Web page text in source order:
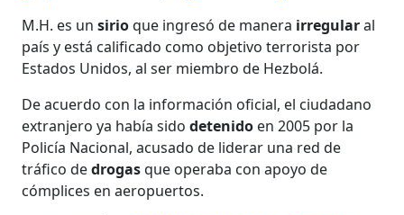
M.H. es unsirioque ingresó de manera irregularal
país y está calificado como objetivo terrorista por
Estados Unidos, al ser miembro de Hezbolá.
De acuerdo con la información oficial, el ciudadano
extranjero ya había sidodetenido en 2005 por la
Policía Nacional, acusado de liderar una red de
tráfico dedrogasque operaba con apoyo de
cómplices en aeropuertos.